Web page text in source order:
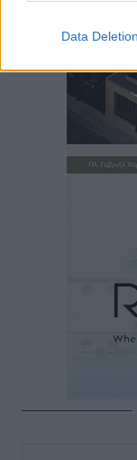
Data Deletion